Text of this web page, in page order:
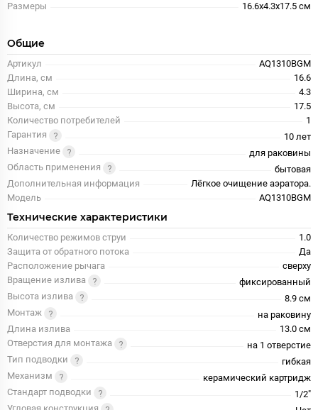
Размеры
16.6x4.3x17.5 см
Общие
Артикул
AQ1310BGM
Длина, см
16.6
Ширина, см
4.3
Высота, см
17.5
Количество потребителей
1
Гарантия
10 лет
Назначение
для раковины
Область применения
бытовая
Дополнительная информация
Лёгкое очищение аэратора.
Модель
AQ1310BGM
Технические характеристики
Количество режимов струи
1.0
Защита от обратного потока
Да
Расположение рычага
сверху
Вращение излива
фиксированный
Высота излива
8.9 см
Монтаж
на раковину
Длина излива
13.0 см
Отверстия для монтажа
на 1 отверстие
Тип подводки
гибкая
Механизм
керамический картридж
Стандарт подводки
1/2"